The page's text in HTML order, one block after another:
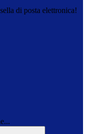
di posta elettronica!